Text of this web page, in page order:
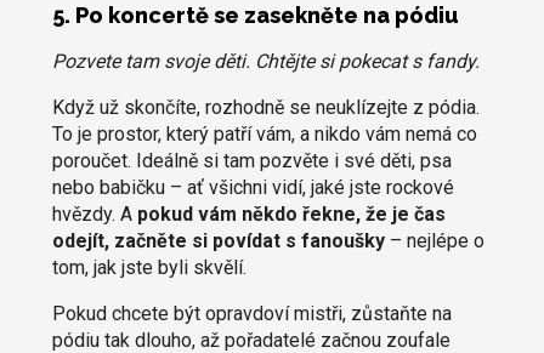
5. Po koncertě se zasekněte na pódiu
Pozvete tam svoje děti. Chtějte si pokecat s fandy.
Když už skončíte, rozhodně se neuklízejte z pódia.
To je prostor, který patří vám, a nikdo vám nemá co
poroučet. Ideálně si tam pozvěte i své děti, psa
nebo babičku – ať všichni vidí, jaké jste rockové
hvězdy. A pokud vám někdo řekne, že je čas
odejít, začněte si povídat s fanoušky– nejlépe o
tom, jak jste byli skvělí.
Pokud chcete být opravdoví mistři, zůstaňte na
pódiu tak dlouho, až pořadatelé začnou zoufale